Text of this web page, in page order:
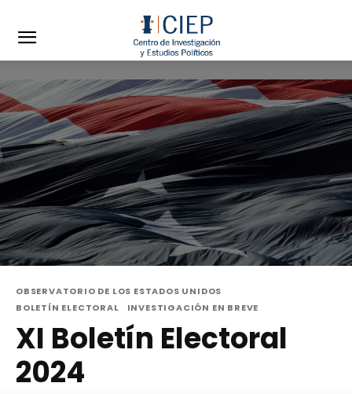
OBSERVATORIO DE LOS ESTADOS UNIDOS
BOLETÍN ELECTORAL
INVESTIGACIÓN EN BREVE
XI Boletín Electoral
2024